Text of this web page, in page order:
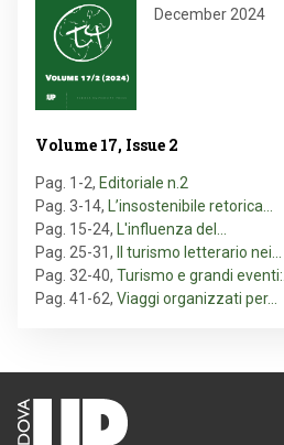
December 2024
Volume 17, Issue 2
Pag. 1-2, Editoriale n.2
Pag. 3-14,
L’insostenibile retorica…
Pag. 15-24,
L'influenza del…
Pag. 25-31,
Il turismo letterario nei…
Pag. 32-40, Turismo e grandi eventi:…
Pag. 41-62, Viaggi organizzati per…